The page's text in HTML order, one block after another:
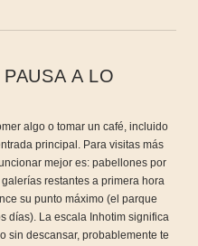
A LO
algo o tomar un café, incluido
principal. Para visitas más
mejor es: pabellones por
restantes a primera hora
su punto máximo (el parque
días). La escala Inhotim significa
sin descansar, probablemente te